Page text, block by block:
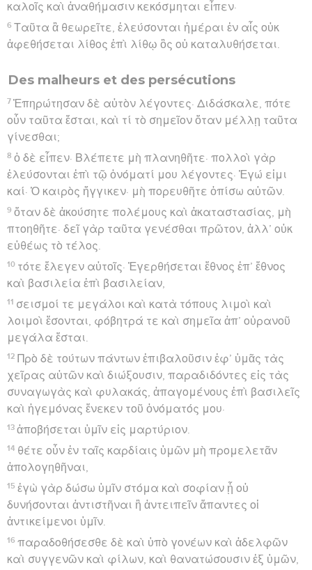
καλοῖς καὶ ἀναθήμασιν κεκόσμηται εἶπεν·
6 Ταῦτα ἃ θεωρεῖτε, ἐλεύσονται ἡμέραι ἐν αἷς οὐκ
ἀφεθήσεται λίθος ἐπὶ λίθῳ ὃς οὐ καταλυθήσεται.
Des malheurs et des persécutions
7 Ἐπηρώτησαν δὲ αὐτὸν λέγοντες· Διδάσκαλε, πότε
οὖν ταῦτα ἔσται, καὶ τί τὸ σημεῖον ὅταν μέλλῃ ταῦτα
γίνεσθαι;
8 ὁ δὲ εἶπεν· Βλέπετε μὴ πλανηθῆτε· πολλοὶ γὰρ
ἐλεύσονται ἐπὶ τῷ ὀνόματί μου λέγοντες· Ἐγώ εἰμι
καί· Ὁ καιρὸς ἤγγικεν· μὴ πορευθῆτε ὀπίσω αὐτῶν.
9 ὅταν δὲ ἀκούσητε πολέμους καὶ ἀκαταστασίας, μὴ
πτοηθῆτε· δεῖ γὰρ ταῦτα γενέσθαι πρῶτον, ἀλλ’ οὐκ
εὐθέως τὸ τέλος.
10 τότε ἔλεγεν αὐτοῖς· Ἐγερθήσεται ἔθνος ἐπ’ ἔθνος
καὶ βασιλεία ἐπὶ βασιλείαν,
11 σεισμοί τε μεγάλοι καὶ κατὰ τόπους λιμοὶ καὶ
λοιμοὶ ἔσονται, φόβητρά τε καὶ σημεῖα ἀπ’ οὐρανοῦ
μεγάλα ἔσται.
12 Πρὸ δὲ τούτων πάντων ἐπιβαλοῦσιν ἐφ’ ὑμᾶς τὰς
χεῖρας αὐτῶν καὶ διώξουσιν, παραδιδόντες εἰς τὰς
συναγωγὰς καὶ φυλακάς, ἀπαγομένους ἐπὶ βασιλεῖς
καὶ ἡγεμόνας ἕνεκεν τοῦ ὀνόματός μου·
13 ἀποβήσεται ὑμῖν εἰς μαρτύριον.
14 θέτε οὖν ἐν ταῖς καρδίαις ὑμῶν μὴ προμελετᾶν
ἀπολογηθῆναι,
15 ἐγὼ γὰρ δώσω ὑμῖν στόμα καὶ σοφίαν ᾗ οὐ
δυνήσονται ἀντιστῆναι ἢ ἀντειπεῖν ἅπαντες οἱ
ἀντικείμενοι ὑμῖν.
16 παραδοθήσεσθε δὲ καὶ ὑπὸ γονέων καὶ ἀδελφῶν
καὶ συγγενῶν καὶ φίλων, καὶ θανατώσουσιν ἐξ ὑμῶν,